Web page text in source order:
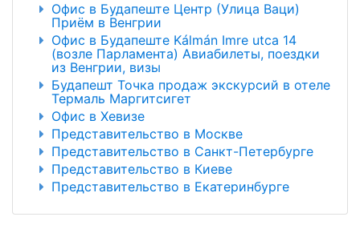
Офис в Будапеште Центр (Улица Ваци)
Приём в Венгрии
Офис в Будапеште Kálmán Imre utca 14
(возле Парламента) Авиабилеты, поездки
из Венгрии, визы
Будапешт Точка продаж экскурсий в отеле
Термаль Маргитсигет
Офис в Хевизе
Представительство в Москве
Представительство в Санкт-Петербурге
Представительство в Киеве
Представительство в Екатеринбурге